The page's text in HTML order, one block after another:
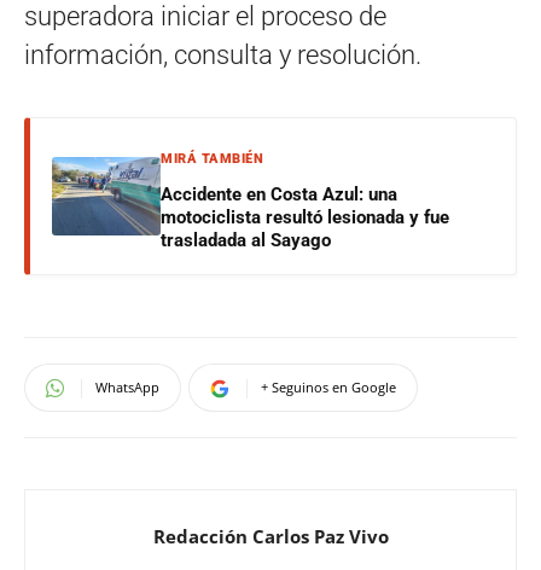
superadora iniciar el proceso de
información, consulta y resolución.
MIRÁ TAMBIÉN
Accidente en Costa Azul: una
motociclista resultó lesionada y fue
trasladada al Sayago
WhatsApp + Seguinos en Google
Redacción Carlos Paz Vivo